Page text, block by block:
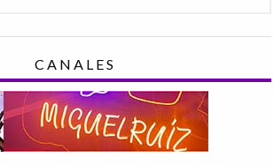
CANALES